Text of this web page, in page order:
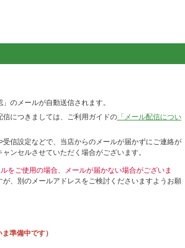
のメールが自動送信されます。
信につきましては、ご利用ガイドの「メール配信につい
受信設定などで、当店からのメールが届かずにご連絡が
ンセルさせていただく場合がございます。
をご使用の場合、メールが届かない場合がございま
が、別のメールアドレスをご検討くださいますようお願
ま準備中です）